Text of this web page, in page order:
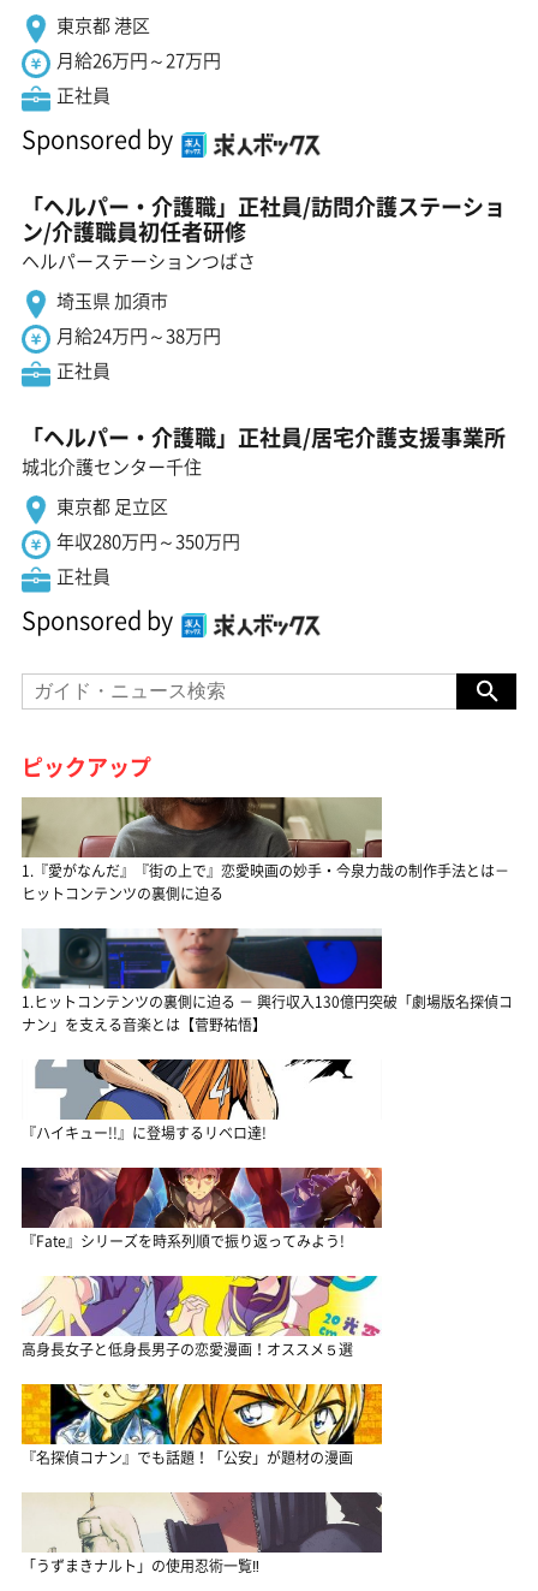
東京都 港区
月給26万円～27万円
正社員
Sponsored by
「ヘルパー・介護職」正社員/訪問介護ステーショ
ン/介護職員初任者研修
ヘルパーステーションつばさ
埼玉県 加須市
月給24万円～38万円
正社員
「ヘルパー・介護職」正社員/居宅介護支援事業所
城北介護センター千住
東京都 足立区
年収280万円～350万円
正社員
Sponsored by
ピックアップ
1.『愛がなんだ』『街の上で』恋愛映画の妙手・今泉力哉の制作手法とは－
ヒットコンテンツの裏側に迫る
1.ヒットコンテンツの裏側に迫る － 興行収入130億円突破「劇場版名探偵コ
ナン」を支える音楽とは【菅野祐悟】
『ハイキュー!!』に登場するリベロ達!
『Fate』シリーズを時系列順で振り返ってみよう!
高身長女子と低身長男子の恋愛漫画！オススメ５選
『名探偵コナン』でも話題！「公安」が題材の漫画
「うずまきナルト」の使用忍術一覧‼